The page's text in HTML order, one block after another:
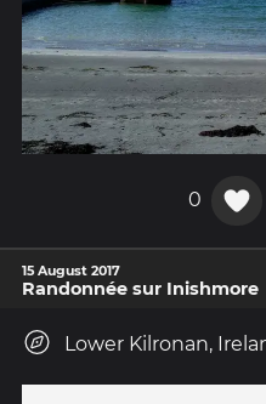
0
15 August 2017
Randonnée sur Inishmore
Lower Kilronan,